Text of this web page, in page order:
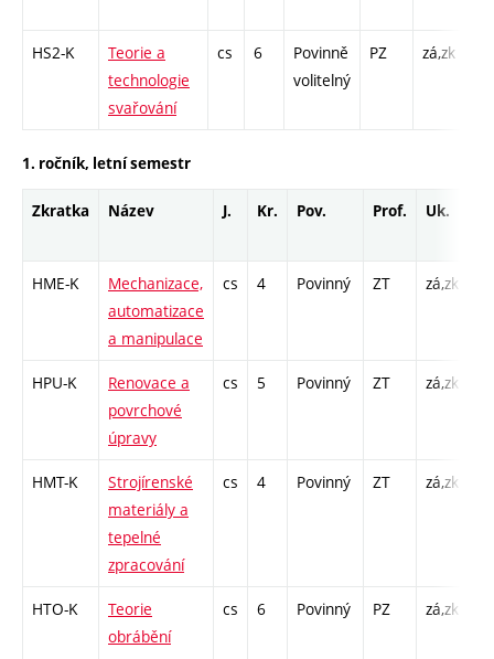
HS2-K
Teorie a
technologie
svařování
cs 6
Povinně
volitelný
PZ zá,zk
1. ročník, letní semestr
Zkratka Název J. Kr. Pov. Prof. Uk.
HME-K
Mechanizace,
automatizace
a manipulace
cs 4 Povinný ZT zá,zk
HPU-K
Renovace a
povrchové
úpravy
cs 5 Povinný ZT zá,zk
HMT-K
Strojírenské
materiály a
tepelné
zpracování
cs 4 Povinný ZT zá,zk
HTO-K
Teorie
obrábění
cs 6 Povinný PZ zá,zk